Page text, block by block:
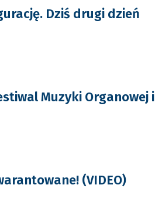
Dziś drugi dzień
Muzyki Organowej i
(VIDEO)